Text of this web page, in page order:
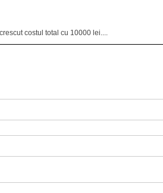
costul total cu 10000 lei....